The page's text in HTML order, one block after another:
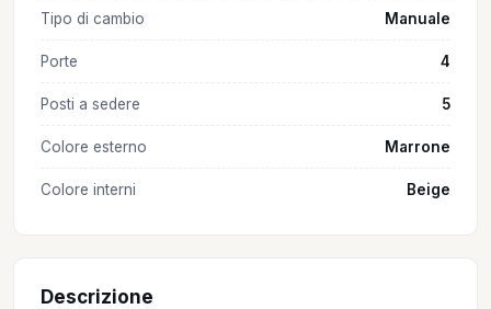
Tipo di cambio Manuale
Porte 4
Posti a sedere 5
Colore esterno Marrone
Colore interni Beige
Descrizione